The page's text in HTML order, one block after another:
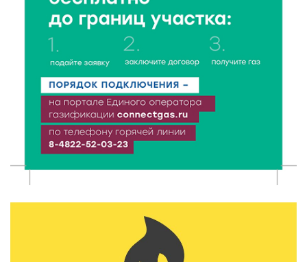
8 Авг 2026 12:37 216
Забыл вещи в транспорте? Рассказываем, что ждёт
пассажиров по новым правилам
8 Авг 2026 12:12 439
Более 40 миллионов на металлургию получил бизнес
Твери
8 Авг 2026 11:37 291
От теории до практики: в детских лагерях Тверской
Арбуз без риска: на что обратить внимание при